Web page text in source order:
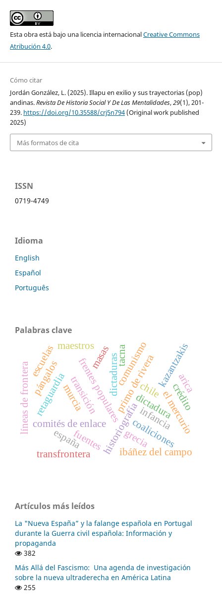
Esta obra está bajo una licencia internacionalCreative Commons
Atribución 4.0.
Cómo citar
Jordán González, L. (2025). Illapu en exilio y sus trayectorias (pop)
andinas.Revista De Historia Social Y De Las Mentalidades,29(1), 201-
239. https://doi.org/10.35588/crj5n794(Original work published
2025)
Más formatos de cita
ISSN
0719-4749
Idioma
English
Español
Português
Palabras clave
frentes populares
comités de enlace
murcia
retaguardia
historiografía
fuentes
dictadura
españa
primo de rivera
chile
ibáñez del campo
dictaduras
pángalos
grecia
kazantzakis
comunismo
coaliciones
masas
transición el mercurio
líneas de frontera
transfrontera
crédito
escuelas
infancia
maestros
arica
tacna
Artículos más leídos
La "Nueva España” y la falange española en Portugal
durante la Guerra civil española: Información y
propaganda
382
Más Allá del Fascismo: Una agenda de investigación
sobre la nueva ultraderecha en América Latina
255